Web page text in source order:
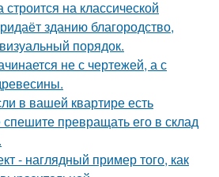
на классической
зданию благородство,
порядок.
не с чертежей, а с
в вашей квартире есть
превращать его в склад
- наглядный пример того, как